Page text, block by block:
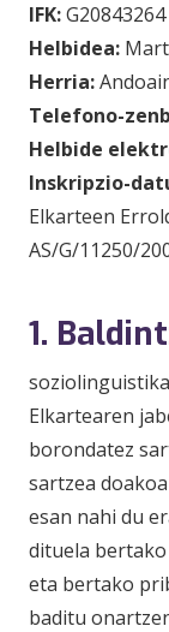
IFK:G20843264
Helbidea:
Herria:
Telefono-
Helbide
Inskripzio-
Elkarteen
AS/G/11250/
1.
Elkartearen
borondatez
sartzea
esan nahi du
dituela
eta bertako
baditu